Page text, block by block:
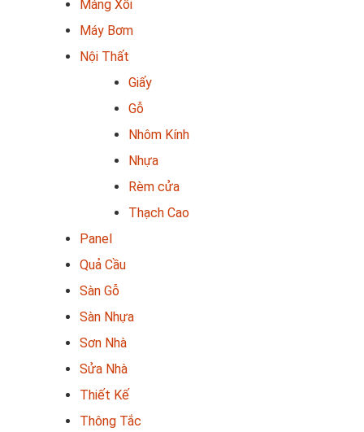
Máng Xối
Máy Bơm
Nội Thất
Giấy
Gỗ
Nhôm Kính
Nhựa
Rèm cửa
Thạch Cao
Panel
Quả Cầu
Sàn Gỗ
Sàn Nhựa
Sơn Nhà
Sửa Nhà
Thiết Kế
Thông Tắc